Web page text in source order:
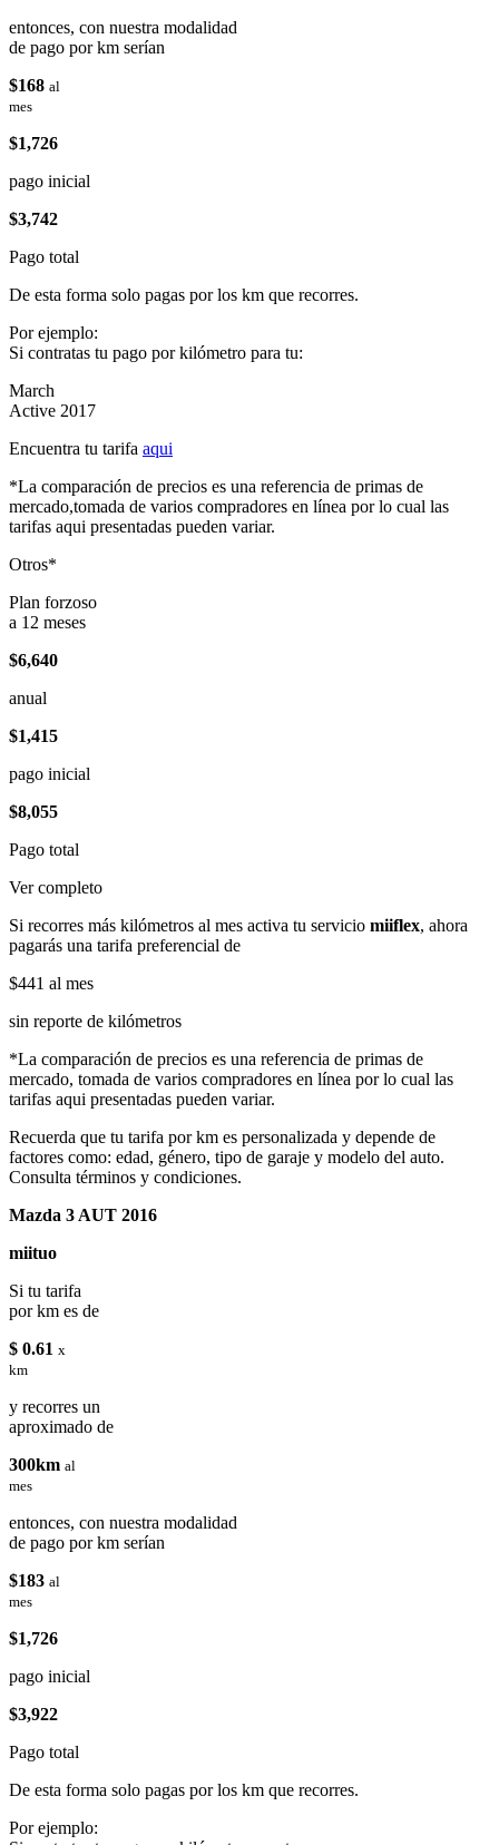
entonces, con nuestra modalidad
de pago por km serían
$168 al
mes
$1,726
pago inicial
$3,742
Pago total
De esta forma solo pagas por los km que recorres.
Por ejemplo:
Si contratas tu pago por kilómetro para tu:
March
Active 2017
Encuentra tu tarifa aqui
*La comparación de precios es una referencia de primas de
mercado,tomada de varios compradores en línea por lo cual las
tarifas aqui presentadas pueden variar.
Otros*
Plan forzoso
a 12 meses
$6,640
anual
$1,415
pago inicial
$8,055
Pago total
Ver completo
Si recorres más kilómetros al mes activa tu servicio miiflex, ahora
pagarás una tarifa preferencial de
$441 al mes
sin reporte de kilómetros
*La comparación de precios es una referencia de primas de
mercado, tomada de varios compradores en línea por lo cual las
tarifas aqui presentadas pueden variar.
Recuerda que tu tarifa por km es personalizada y depende de
factores como: edad, género, tipo de garaje y modelo del auto.
Consulta términos y condiciones.
Mazda 3 AUT 2016
miituo
Si tu tarifa
por km es de
$ 0.61 x
km
y recorres un
aproximado de
300km al
mes
entonces, con nuestra modalidad
de pago por km serían
$183 al
mes
$1,726
pago inicial
$3,922
Pago total
De esta forma solo pagas por los km que recorres.
Por ejemplo: